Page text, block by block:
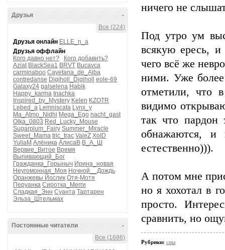
-
Друзья
Все (224)
Друзья онлайн ELLE_n_a
Друзья оффлайн
Кого давно нет?
Кого добавить?
Aziat BlackSea1 BRVT Bucavca
carminaboo Cayetana_de_Alba
contredanse Digiholl_Digiholl
eole-69
Galaxy24 galselena Habik
Happy_karma Inachka
Inspired_by_Mystery Kelen KZOTR
Lebed_a Lemniscata Lynx_y
Ma_Atmo_Nidhi Mega_Ego nacht_gast
Olka_0803 Red_Lucky_Mouse
Sugarplum_Fairy Summer_Miracle
Sweet_Mama tric_trac ValeZ XoID
YuliaM Алёника АлисаВ В_А_Ш
Вервие_Витое Время
Выпивающий_Бог
Гражданка_Горыныч Ирина_новая
Неугомонная_Моя Ночной__Дождь
Оранжевы Йослик Отя-Мотя
Перуанка Сиротка_Мегги
Сладкая_Энн Суанта Тартарен
Эльза_Штельмах
-
Постоянные читатели
Все (1686)
ничего не
Под утро ум
всякую ересь,
чего всё же
ними. Уже более
отметили, что
видимо
так что пардон
обнажаются, и
естественно))).
А потом мне
но я хохотал в
просто.
сравнить, но
Рубрики: сны